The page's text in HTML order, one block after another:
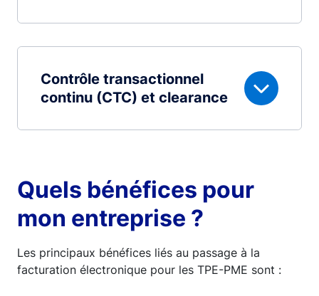
Contrôle transactionnel
continu (CTC) et clearance
Quels bénéfices pour
mon entreprise ?
Les principaux bénéfices liés au passage à la
facturation électronique pour les TPE-PME sont :